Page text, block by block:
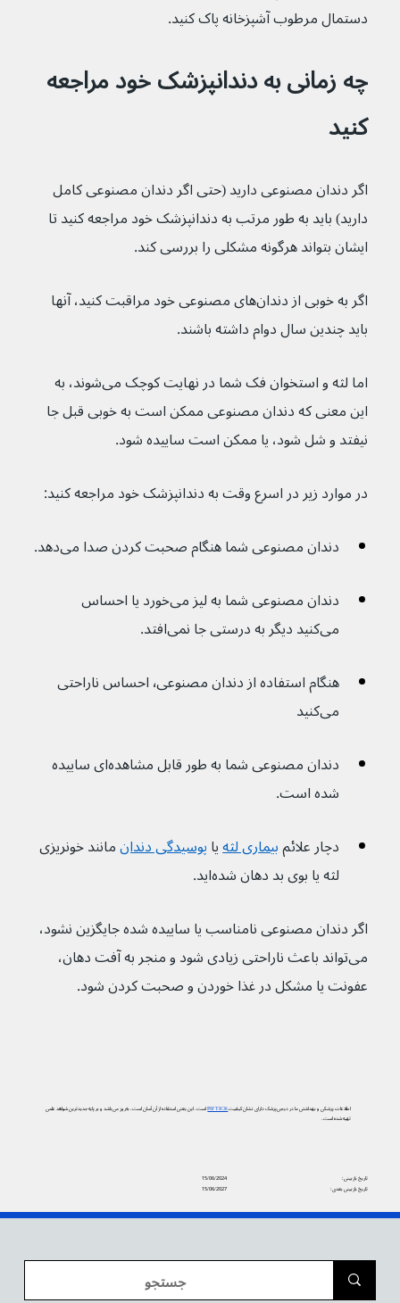
دستمال مرطوب آشپزخانه پاک کنید.
چه زمانی به دندانپزشک خود مراجعه
کنید
اگر دندان مصنوعی دارید (حتی اگر دندان مصنوعی کامل
دارید) باید به طور مرتب به دندانپزشک خود مراجعه کنید تا
ایشان بتواند هرگونه مشکلی را بررسی کند.
اگر به خوبی از دندان‌های مصنوعی خود مراقبت کنید، آنها
باید چندین سال دوام داشته باشند.
اما لثه و استخوان فک شما در نهایت کوچک می‌شوند، به
این معنی که دندان مصنوعی ممکن است به خوبی قبل جا
نیفتد و شل شود، یا ممکن است ساییده شود.
در موارد زیر در اسرع وقت به دندانپزشک خود مراجعه کنید:
دندان مصنوعی شما هنگام صحبت کردن صدا می‌دهد.
دندان مصنوعی شما به لیز می‌خورد یا احساس
می‌کنید دیگر به درستی جا نمی‌افتد.
هنگام استفاده از دندان مصنوعی٬ احساس ناراحتی
می‌کنید
دندان مصنوعی شما به طور قابل مشاهده‌ای ساییده
شده است.
دچار علائم بیماری لثه یا پوسیدگی دندان مانند خونریزی
لثه یا بوی بد دهان شده‌اید.
اگر دندان مصنوعی نامناسب یا ساییده شده جایگزین نشود،
می‌تواند باعث ناراحتی زیادی شود و منجر به آفت دهان،
عفونت یا مشکل در غذا خوردن و صحبت کردن شود.
اطلاعات پزشکی و بهداشتی ما در دیجی‌پزشک دارای نشان کیفیتPIF TICKاست. این یعنی استفاده از آن آسان است، به‌روز می‌باشد و بر پایه جدیدترین شواهد علمی
تهیه شده است.
15/06/2024
تاریخ بازبینی:
15/06/2027
تاریخ بازبینی بعدی: